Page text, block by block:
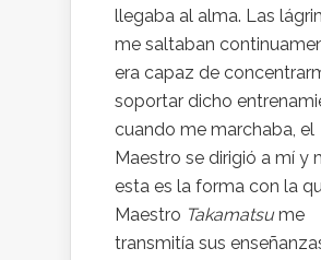
llegaba al alma. Las
me saltaban
era capaz de
soportar dicho
cuando me marchaba, el
Maestro se dirigió a mí y
esta es la forma con la
Maestro Takamatsume
transmitía sus